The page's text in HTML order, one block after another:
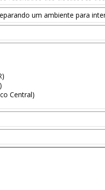
um ambiente para
Central)